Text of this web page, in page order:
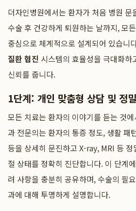
더자인병원에서는 환자가 처음 병원 문
수술 후 건강하게 퇴원하는 날까지, 모
중심으로 체계적으로 설계되어 있습니
질환 협진 시스템의 효율성을 극대화하
신뢰를 줍니다.
1단계: 개인 맞춤형 상담 및 정
모든 치료는 환자의 이야기를 듣는 것
과 전문의는 환자의 통증 정도, 생활 패
등을 상세히 문진하고 X-ray, MRI 등
절 상태를 정확히 진단합니다. 이 단계
려 사항을 충분히 공유하며, 수술의 필
과에 대해 투명하게 설명합니다.